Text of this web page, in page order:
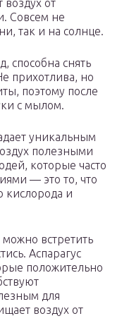
от
Совсем не
так и на солнце.
способна снять
прихотлива, но
поэтому после
с мылом.
уникальным
полезными
которые часто
— это то, что
кислорода и
встретить
Аспарагус
положительно
для
воздух от